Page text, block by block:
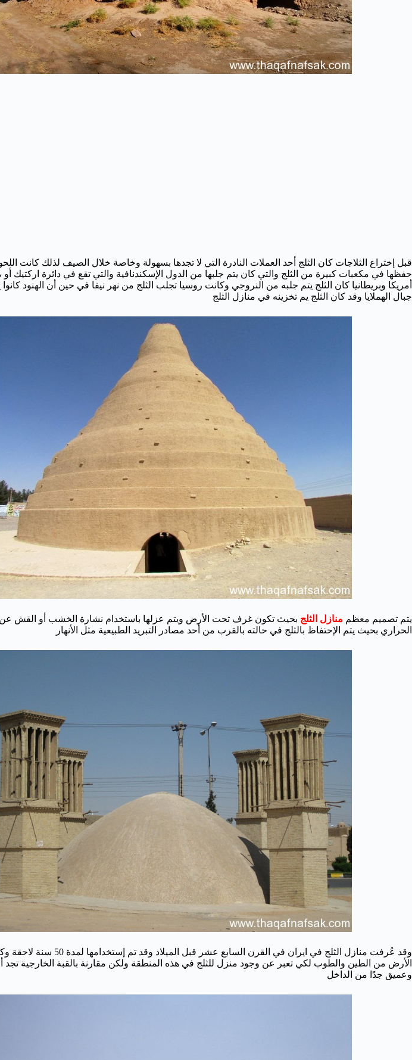
قبل إختراع الثلاجات كان الثلج أحد العملات النادرة التي لا تجدها بسهولة وخاصة خلال الصيف لذلك كانت
حفظها في مكعبات كبيرة من الثلج والتي كان يتم جلبها من الدول الإسكندنافية والتي تقع في دائرة اركتيك
أمريكا وبريطانيا كان الثلج يتم جلبه من النروجي وكانت روسيا تجلب الثلج من نهر نيفا في حين أن الهنود
جبال الهملايا وقد كان الثلج يم تخزينه في منازل الثلج
يتم تصميم معظم منازل الثلج بحيث تكون غرف تحت الأرض ويتم عزلها باستخدام نشارة الخشب أو القش عن
الحراري بحيث يتم الإحتفاظ بالثلج في حالته بالقرب من أحد مصادر التبريد الطبيعية مثل الأنهار
وقد عُرفت منازل الثلج في ايران في القرن السابع
الأرض من الطين والطوب لكي تعبر عن وجود منزل للثلج في هذه المنطقة ولكن مقارنة بالقبة الخارجية تجد
وعميق جدًا من الداخل